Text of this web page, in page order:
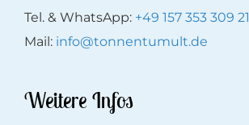
Tel. & WhatsApp: +49 157 353 309 21
Mail: info@tonnentumult.de
Weitere Infos